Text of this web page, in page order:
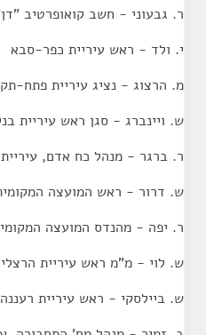
ר. גבעוני - חשב קואופרטיב
י. ולד - ראש עיריית כפר-סבא
מ. הרצוג - נציג עיריית פתח-
ש. ויינברג - סגן ראש עיריית
ר. ברגר - מנהל כח אדם,
ש. דרור - ראש המועצה
ר. יפה - מהנדס המועצה
ש. לוי - מ"מ ראש עיריית
ש. ביילסקי - ראש עיריית רעננה